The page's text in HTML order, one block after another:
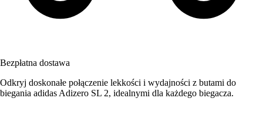
Bezpłatna dostawa
Odkryj doskonałe połączenie lekkości i wydajności z butami do
biegania adidas Adizero SL 2, idealnymi dla każdego biegacza.